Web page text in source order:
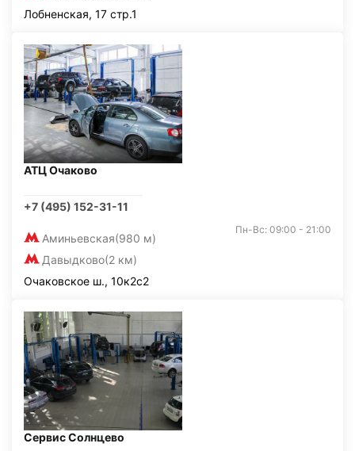
Лобненская, 17 стр.1
АТЦ Очаково
+7 (495) 152-31-11
Аминьевская(980 м)
Давыдково(2 км)
Пн-Вс: 09:00 - 21:00
Очаковское ш., 10к2с2
Сервис Солнцево